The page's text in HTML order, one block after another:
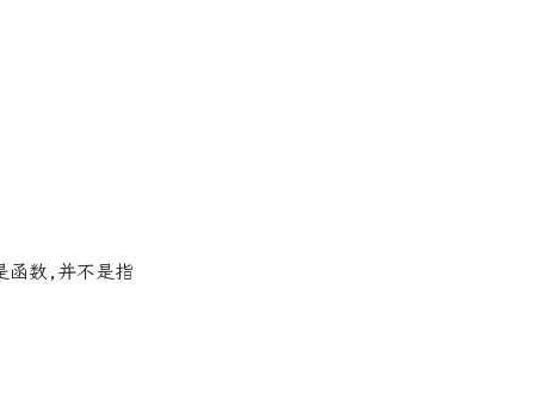
函数,并不是指